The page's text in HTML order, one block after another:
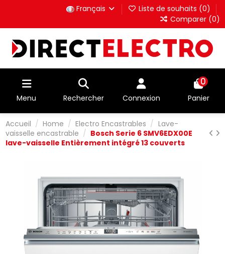
Français Liste de souhaits (0)
Comparer (0)
Menu Rechercher Connexion
0
Panier
Accueil Home Electro Encastrables
Lave-
vaisselle encastrable
Bosch Serie 6 SMV6EDX00E
lave-vaisselle Entièrement intégré 13 couverts